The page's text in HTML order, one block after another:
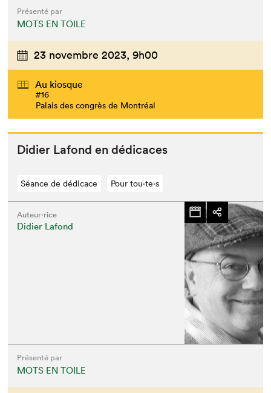
Présenté par
MOTS EN TOILE
23 novembre 2023, 9h00
Au kiosque
#16
Palais des congrès de Montréal
Didi­er Lafond en dédicaces
Séance de dédicace Pour tou⋅te⋅s
Auteur·rice
Didier Lafond
Présenté par
MOTS EN TOILE